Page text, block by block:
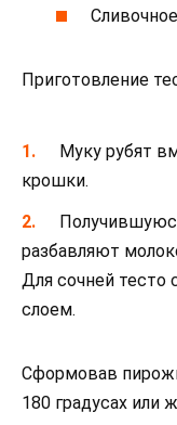
Приготовление
Муку рубят
крошки.
разбавляют
Для сочней тесто
слоем.
Сформовав
180 градусах или